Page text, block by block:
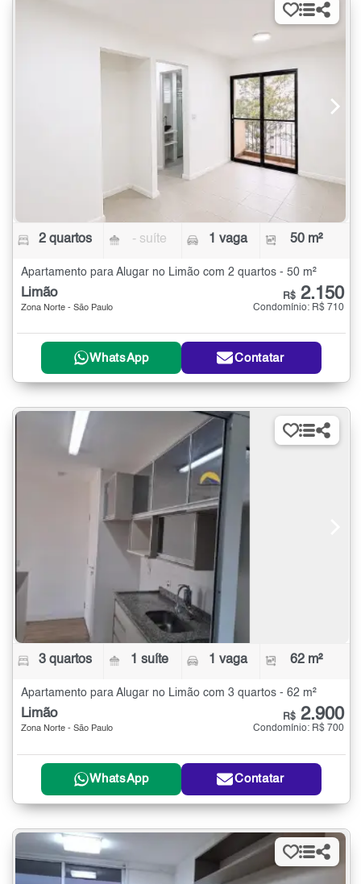
2 quartos - suíte 1 vaga 50 m²
Apartamento para Alugar no Limão com 2 quartos - 50 m²
Limão
Zona Norte - São Paulo
R$ 2.150
Condomínio: R$ 710
WhatsApp Contatar
3 quartos 1 suíte 1 vaga 62 m²
Apartamento para Alugar no Limão com 3 quartos - 62 m²
Limão
Zona Norte - São Paulo
R$ 2.900
Condomínio: R$ 700
WhatsApp Contatar